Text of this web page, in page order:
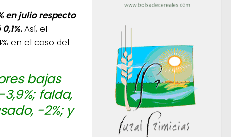
en julio respecto
Así, el
en el caso del
bajas
falda,
-2%; y